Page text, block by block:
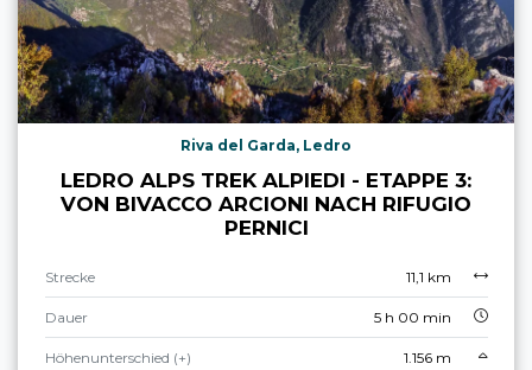
Riva del Garda, Ledro
LEDRO ALPS TREK ALPIEDI - ETAPPE 3:
VON BIVACCO ARCIONI NACH RIFUGIO
PERNICI
Strecke 11,1 km
Dauer 5 h 00 min
Höhenunterschied (+) 1.156 m